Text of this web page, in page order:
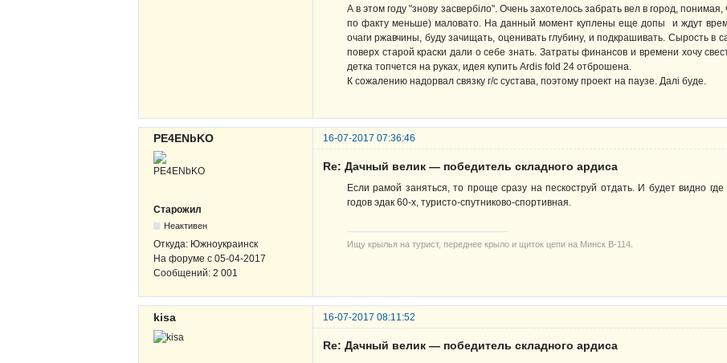
А в этом году "знову засвербіло". Очень захотелось забрать вел в город,
по факту меньше) маловато. На данный момент куплены еще допы и ждут
очаги ржавчины, буду зачищать, оценивать глубину, и подкрашивать. Сырость в
поверх старой краски дали о себе знать. Затраты финансов и времени хочу
детка топчется на руках, идея купить Ardis fold 24 отброшена.
К сожалению надорвал связку г/с сустава, поэтому проект на паузе. Далі буде.
PE4ENbKO 16-07-2017 07:36:46
Старожил
Неактивен
Откуда: Южноукраинск
На форуме с 05-04-2017
Сообщений: 2 001
Re: Дачный велик — победитель складного ардиса
Если рамой заняться, то проще сразу на пескоструй отдать. И будет видно
годов эдак 60-х, туристо-спутниково-спортивная.
Ищу крылья на турист, переднее крыло и щиток цепи на Минск В-114.
kisa 16-07-2017 08:11:52
Re: Дачный велик — победитель складного ардиса